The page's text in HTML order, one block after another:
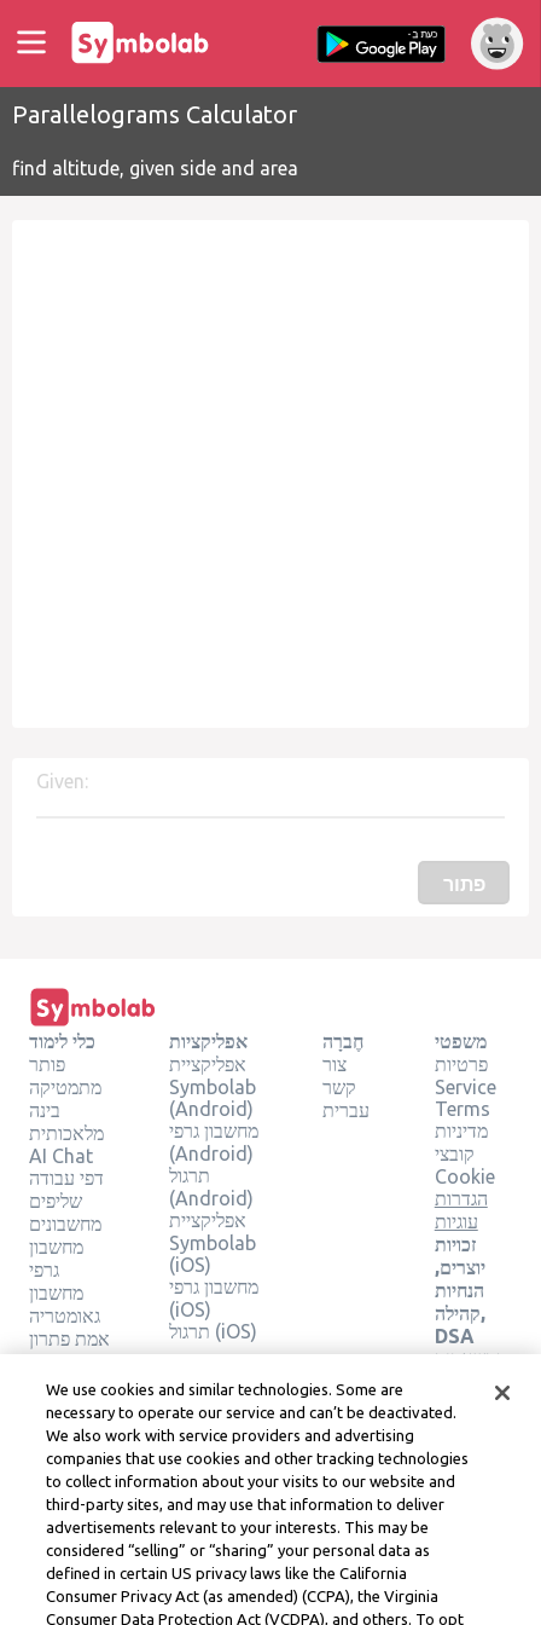
Parallelograms Calculator
find altitude, given side and area
Given:
פתור
כלי לימוד
פותר
מתמטיקה
בינה
מלאכותית
AI Chat
דפי עבודה
שליפים
מחשבונים
מחשבון
גרפי
מחשבון
גאומטריה
אמת פתרון
אפליקציות
אפליקציית
Symbolab
(Android)
מחשבון גרפי
(Android)
תרגול
(Android)
אפליקציית
Symbolab
(iOS)
מחשבון גרפי
(iOS)
תרגול (iOS)
חֶברָה
צור
קשר
עברית
משפטי
פרטיות
Service
Terms
מדיניות
קובצי
Cookie
הגדרות
עוגיות
זכויות
יוצרים,
הנחיות
קהילה,
DSA
ומשאבים
משפטיים
אחרים
משפטי
Learneo
תנאי
השירות
Symbolab, a Learneo, Inc. business
We use cookies and similar technologies. Some are
necessary to operate our service and can’t be deactivated.
We also work with service providers and advertising
companies that use cookies and other tracking technologies
to collect information about your visits to our website and
third-party sites, and may use that information to deliver
advertisements relevant to your interests. This may be
considered “selling” or “sharing” your personal data as
defined in certain US privacy laws like the California
Consumer Privacy Act (as amended) (CCPA), the Virginia
Consumer Data Protection Act (VCDPA), and others. To opt